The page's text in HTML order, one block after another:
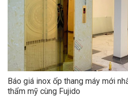
Báo giá inox ốp thang máy mới
thẩm mỹ cùng Fujido